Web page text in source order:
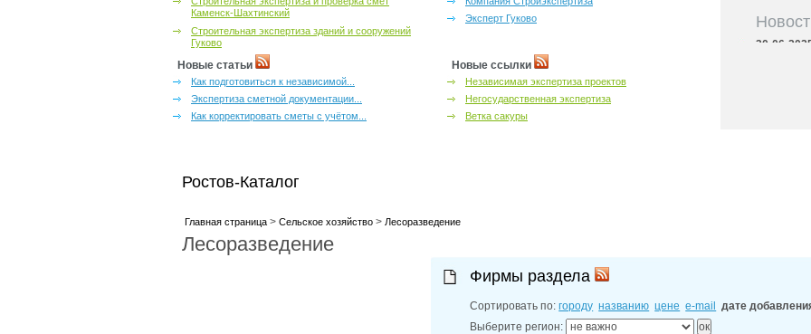
Каменск-Шахтинский
Строительная экспертиза зданий и сооружений
Гуково
Эксперт Гуково
Новые статьи
Как подготовиться к независимой...
Экспертиза сметной документации...
Как корректировать сметы с учётом...
Новые ссылки
Независимая экспертиза проектов
Негосударственная экспертиза
Ветка сакуры
30-06-
Ростов-Каталог
Главная страница> Сельское хозяйство> Лесоразведение
Лесоразведение
Фирмы раздела
Сортировать по:городу названию цене e-mail
дате
Выберите регион: